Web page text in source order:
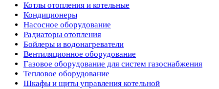
Котлы отопления и котельные
Кондиционеры
Насосное оборудование
Радиаторы отопления
Бойлеры и водонагреватели
Вентиляционное оборудование
Газовое оборудование для систем газоснабжения
Тепловое оборудование
Шкафы и щиты управления котельной